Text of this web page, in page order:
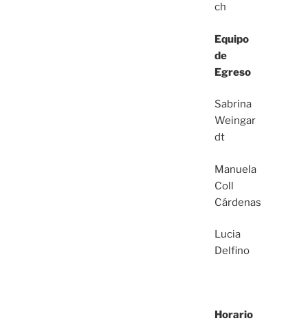
ch
Equipo
de
Egreso
Sabrina
Weingar
dt
Manuela
Coll
Cárdenas
Lucia
Delfino
Horario